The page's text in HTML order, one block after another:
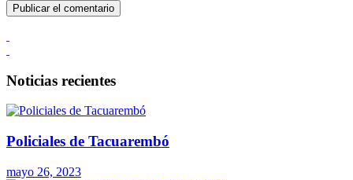
Noticias recientes
Policiales de Tacuarembó
mayo 26, 2023